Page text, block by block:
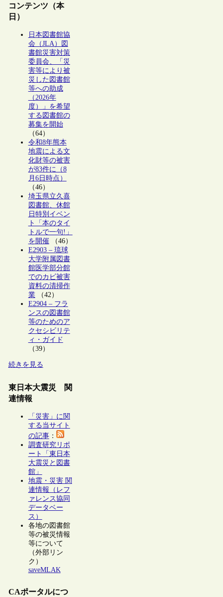
コンテンツ（本
日）
日本図書館協
会（JLA）図
書館災害対策
委員会、「災
害等により被
災した図書館
等への助成
（2026年
度）」を希望
する図書館の
募集を開始
（64）
令和8年熊本
地震による文
化財等の被害
が83件に（8
月6日時点）
（46）
埼玉県立久喜
図書館、休館
日特別イベン
ト「本のタイ
トルで一句!」
を開催（46）
E2903 – 琉球
大学附属図書
館医学部分館
でのカビ被害
資料の清掃作
業（42）
E2904 – フラ
ンスの図書館
等のためのア
クセシビリテ
ィ・ガイド
（39）
続きを見る
東日本大震災 関
連情報
「災害」に関
する当サイト
の記事：
調査研究リポ
ート「東日本
大震災と図書
館」
地震・災害 関
連情報（レフ
ァレンス協同
データベー
ス）
各地の図書館
等の被災情報
等について
（外部リン
ク）
saveMLAK
CAポータルにつ